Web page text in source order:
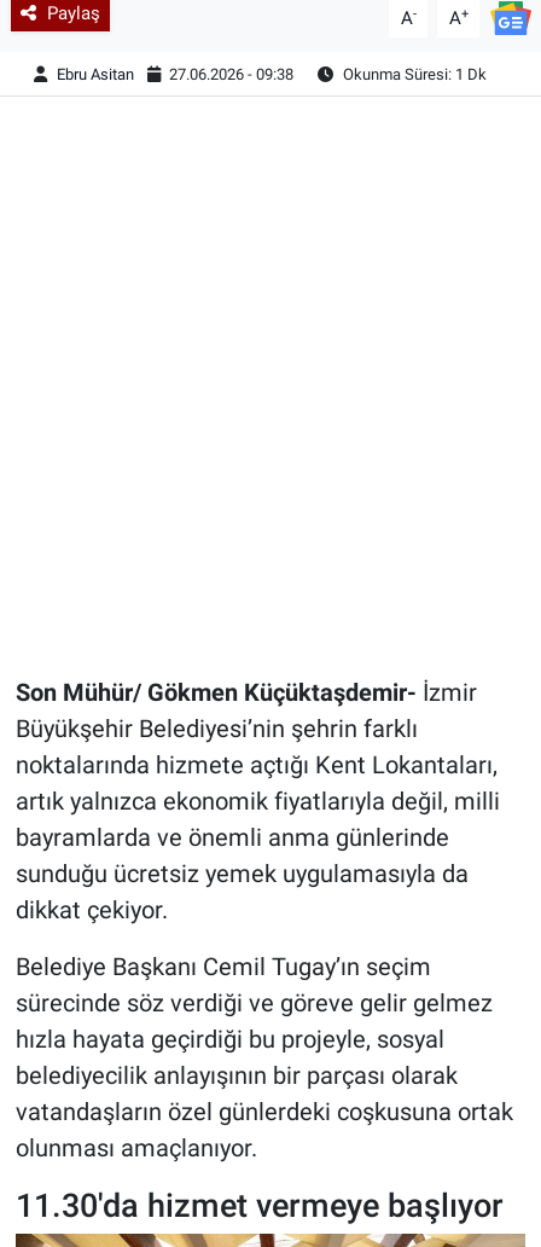
Paylaş A- A+
Ebru Asitan 27.06.2026 - 09:38 Okunma Süresi: 1 Dk
Son Mühür/ Gökmen Küçüktaşdemir- İzmir
Büyükşehir Belediyesi’nin şehrin farklı
noktalarında hizmete açtığı Kent Lokantaları,
artık yalnızca ekonomik fiyatlarıyla değil, milli
bayramlarda ve önemli anma günlerinde
sunduğu ücretsiz yemek uygulamasıyla da
dikkat çekiyor.
Belediye Başkanı Cemil Tugay’ın seçim
sürecinde söz verdiği ve göreve gelir gelmez
hızla hayata geçirdiği bu projeyle, sosyal
belediyecilik anlayışının bir parçası olarak
vatandaşların özel günlerdeki coşkusuna ortak
olunması amaçlanıyor.
11.30'da hizmet vermeye başlıyor